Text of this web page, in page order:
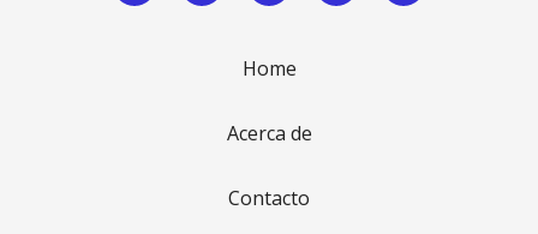
Home
Acerca de
Contacto